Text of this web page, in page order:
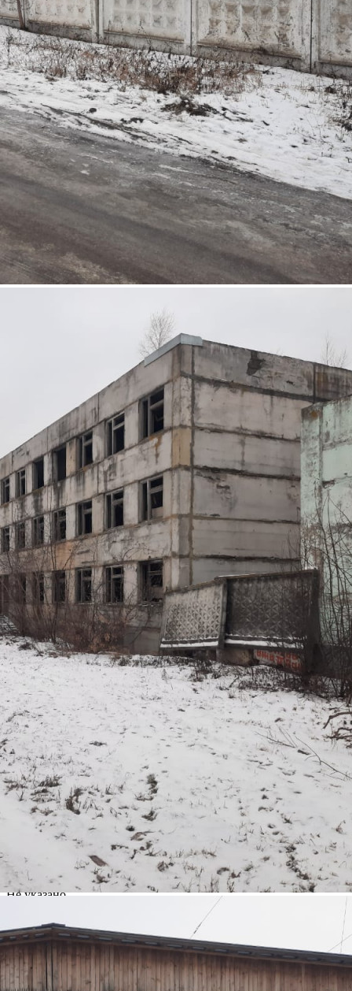
102933 - Г. УСМАНЬ,
ПРИВОКЗАЛЬНАЯ УЛИЦА,
Липецкая обл
Получить контакты
Посмотреть на карте
Продается недвижимость бывший Усманский Мясокомбинат
2,1 га не жилое . 9 зданий и сооружений ( здание
холодильника, мясной цех, предубойный цех и тд) есть
отстойник сточных вод, своя электроподстанция, газ, ж/д
подъезные пути (расстояние до ж/д вокзала 50 метров) торг
уместен[#4447549#]
425 (+1)
Навигация
Характеристики
О помещении
Где находится
Контакты
Другие объявления
Характеристики помещения
№ объявления
102933
Дата размещения
20.04.2023
Город
Усмань
Адрес
Привокзальная улица, д.56
Расположено
Этаж
Предлагается
Желаемый / подходящий вид деятельности
Не указано
Назначение
Не указано
5473.9
Цена за помещение
100 000 000 руб.
О помещении